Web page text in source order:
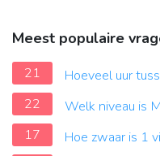
Meest populaire
21
Hoeveel uur
22
Welk niveau is
17
Hoe zwaar is 1